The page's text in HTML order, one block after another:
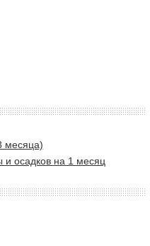
месяца)
и осадков на 1 месяц